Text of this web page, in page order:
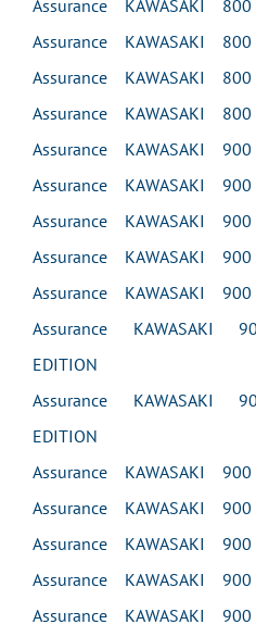
Assurance KAWASAKI
Assurance KAWASAKI 800
Assurance KAWASAKI 800
Assurance KAWASAKI 800
Assurance KAWASAKI 900
Assurance KAWASAKI 900
Assurance KAWASAKI 900
Assurance KAWASAKI 900
Assurance KAWASAKI 900
Assurance KAWASAKI
EDITION
Assurance KAWASAKI
EDITION
Assurance KAWASAKI 900
Assurance KAWASAKI 900
Assurance KAWASAKI 900
Assurance KAWASAKI 900
Assurance KAWASAKI